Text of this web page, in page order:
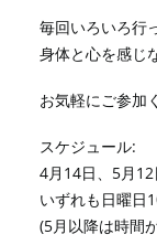
毎回いろいろ行
身体と心を感じ
お気軽にご参加
スケジュール:
4月14日、5月
いずれも日曜日
(5月以降は時間